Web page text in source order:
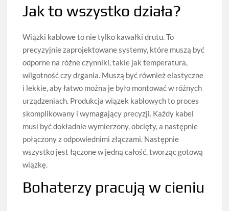
Jak to wszystko działa?
Wiązki kablowe to nie tylko kawałki drutu. To
precyzyjnie zaprojektowane systemy, które muszą być
odporne na różne czynniki, takie jak temperatura,
wilgotność czy drgania. Muszą być również elastyczne
i lekkie, aby łatwo można je było montować w różnych
urządzeniach. Produkcja wiązek kablowych to proces
skomplikowany i wymagający precyzji. Każdy kabel
musi być dokładnie wymierzony, obcięty, a następnie
połączony z odpowiednimi złączami. Następnie
wszystko jest łączone w jedną całość, tworząc gotową
wiązkę.
Bohaterzy pracują w cieniu